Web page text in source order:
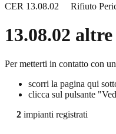
CER 13.08.02 Rifiuto
13.08.02
Per metterti in contatto con
scorri la pagina qui
clicca sul pulsante
2 impianti registrati